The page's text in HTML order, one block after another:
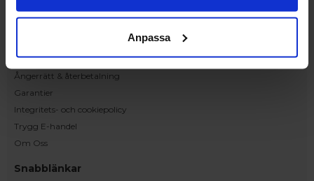
Anpassa
Handla på Nordiska Fönster
Betalnings & leveransvillkor
Ångerrätt & återbetalning
Garantier
Integritets- och cookiepolicy
Trygg E-handel
Om Oss
Snabblänkar